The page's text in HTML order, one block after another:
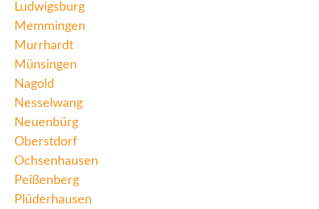
Ludwigsburg
Memmingen
Murrhardt
Münsingen
Nagold
Nesselwang
Neuenbürg
Oberstdorf
Ochsenhausen
Peißenberg
Plüderhausen